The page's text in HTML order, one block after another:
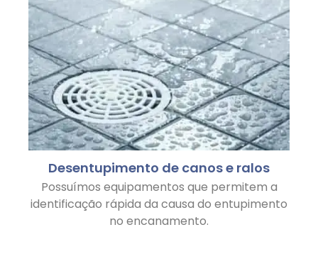
Desentupimento de canos e ralos
Possuímos equipamentos que permitem a
identificação rápida da causa do entupimento
no encanamento.